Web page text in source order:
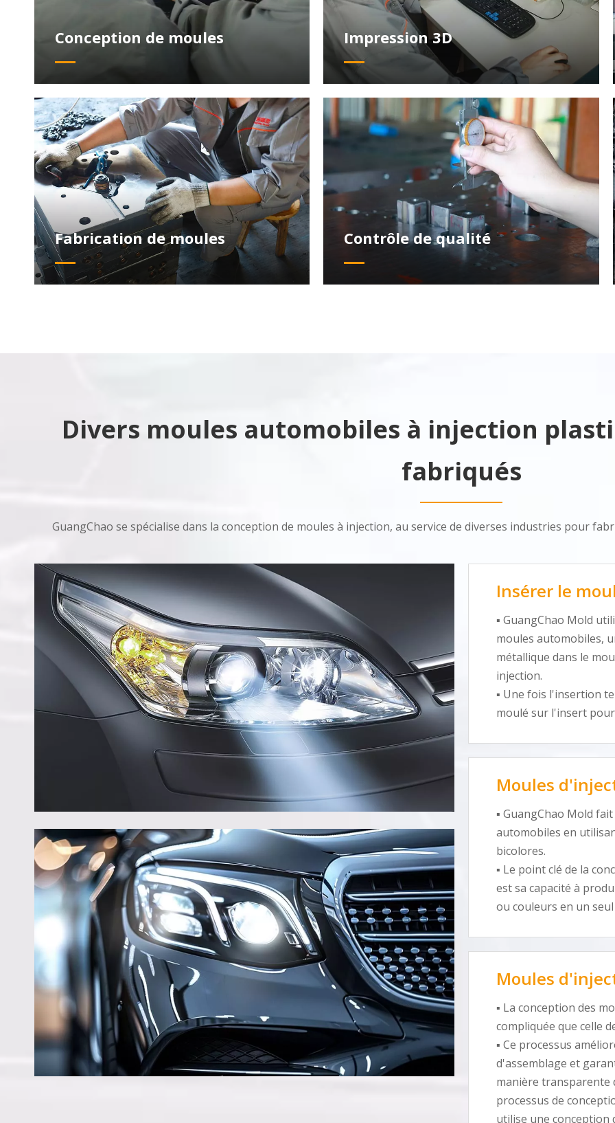
Conception de moules Impression 3D
Fabrication de moules Contrôle de qualité
Divers moules automobiles à injection
fabriqués
GuangChao se spécialise dans la conception de moules à injection, au service de diverses industries pour
Insérer le
▪ GuangChao Mold
moules automobiles,
métallique dans le
injection.
▪ Une fois l'insertion
moulé sur l'insert
Moules
▪ GuangChao Mold
automobiles en
bicolores.
▪ Le point clé de la
est sa capacité à
ou couleurs en un
Moules
▪ La conception des
compliquée que celle
▪ Ce processus
d'assemblage et
manière transparente
processus de
utilise une conception